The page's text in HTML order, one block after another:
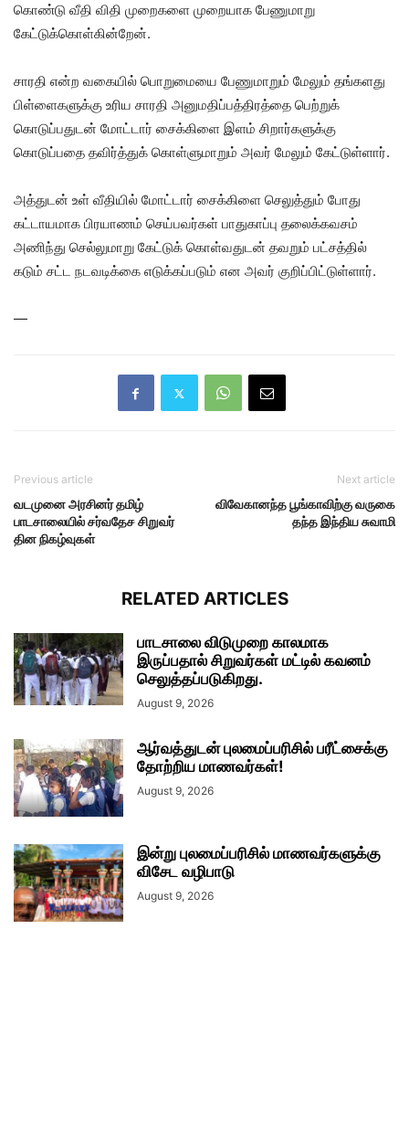
கொண்டு வீதி விதி முறைகளை முறையாக பேணுமாறு
கேட்டுக்கொள்கின்றேன்.
சாரதி என்ற வகையில் பொறுமையை பேணுமாறும் மேலும் தங்களது
பிள்ளைகளுக்கு உரிய சாரதி அனுமதிப்பத்திரத்தை பெற்றுக்
கொடுப்பதுடன் மோட்டார் சைக்கிளை இளம் சிறார்களுக்கு
கொடுப்பதை தவிர்த்துக் கொள்ளுமாறும் அவர் மேலும் கேட்டுள்ளார்.
அத்துடன் உள் வீதியில் மோட்டார் சைக்கிளை செலுத்தும் போது
கட்டாயமாக பிரயாணம் செய்பவர்கள் பாதுகாப்பு தலைக்கவசம்
அணிந்து செல்லுமாறு கேட்டுக் கொள்வதுடன் தவறும் பட்சத்தில்
கடும் சட்ட நடவடிக்கை எடுக்கப்படும் என அவர் குறிப்பிட்டுள்ளார்.
—
Previous article
வடமுனை அரசினர் தமிழ்
பாடசாலையில் சர்வதேச சிறுவர்
தின நிகழ்வுகள்
Next article
விவேகானந்த பூங்காவிற்கு வருகை
தந்த இந்திய சுவாமி
RELATED ARTICLES
பாடசாலை விடுமுறை காலமாக
இருப்பதால் சிறுவர்கள் மட்டில் கவனம்
செலுத்தப்படுகிறது.
August 9, 2026
ஆர்வத்துடன் புலமைப்பரிசில் பரீட்சைக்கு
தோற்றிய மாணவர்கள்!
August 9, 2026
இன்று புலமைப்பரிசில் மாணவர்களுக்கு
விசேட வழிபாடு
August 9, 2026